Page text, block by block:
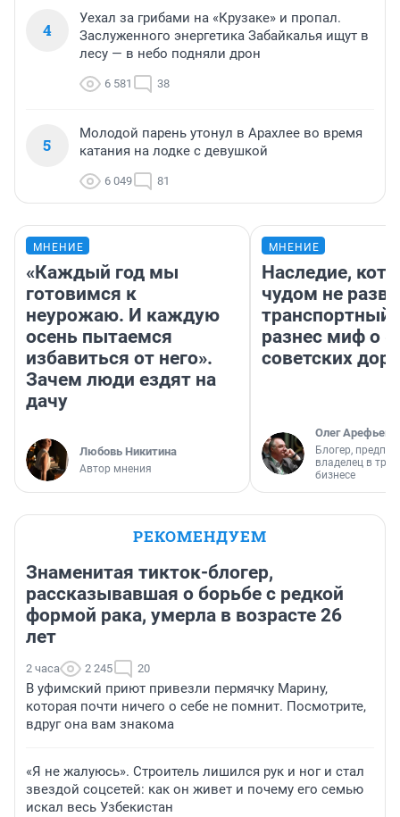
4
Уехал за грибами на «Крузаке» и пропал.
Заслуженного энергетика Забайкалья ищут в
лесу — в небо подняли дрон
6 581 38
5
Молодой парень утонул в Арахлее во время
катания на лодке с девушкой
6 049 81
МНЕНИЕ
«Каждый год мы
готовимся к
неурожаю. И каждую
осень пытаемся
избавиться от него».
Зачем люди ездят на
дачу
Любовь Никитина
Автор мнения
МНЕНИЕ
Наследие,
чудом не
транспортный
разнес миф о
советских
Олег Арефьев
Блогер,
владелец в
бизнесе
РЕКОМЕНДУЕМ
Знаменитая тикток-блогер,
рассказывавшая о борьбе с редкой
формой рака, умерла в возрасте 26
лет
2 часа 2 245 20
В уфимский приют привезли пермячку Марину,
которая почти ничего о себе не помнит. Посмотрите,
вдруг она вам знакома
«Я не жалуюсь». Строитель лишился рук и ног и стал
звездой соцсетей: как он живет и почему его семью
искал весь Узбекистан